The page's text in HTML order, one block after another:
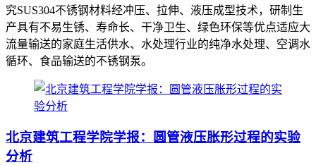
究SUS304不锈钢材料经冲压、拉伸、液压成型技术，研制生
产具有不易生锈、寿命长、干净卫生、绿色环保等优点适应大
流量输送的家庭生活供水、水处理行业的纯净水处理、空调水
循环、食品输送的不锈钢泵。
北京建筑工程学院学报：圆管液压胀形过程的实验
分析